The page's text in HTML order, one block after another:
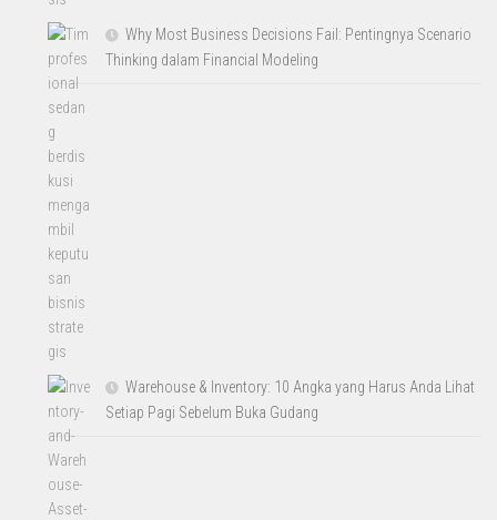
Why Most Business Decisions Fail: Pentingnya Scenario
Thinking dalam Financial Modeling
Warehouse & Inventory: 10 Angka yang Harus Anda Lihat
Setiap Pagi Sebelum Buka Gudang